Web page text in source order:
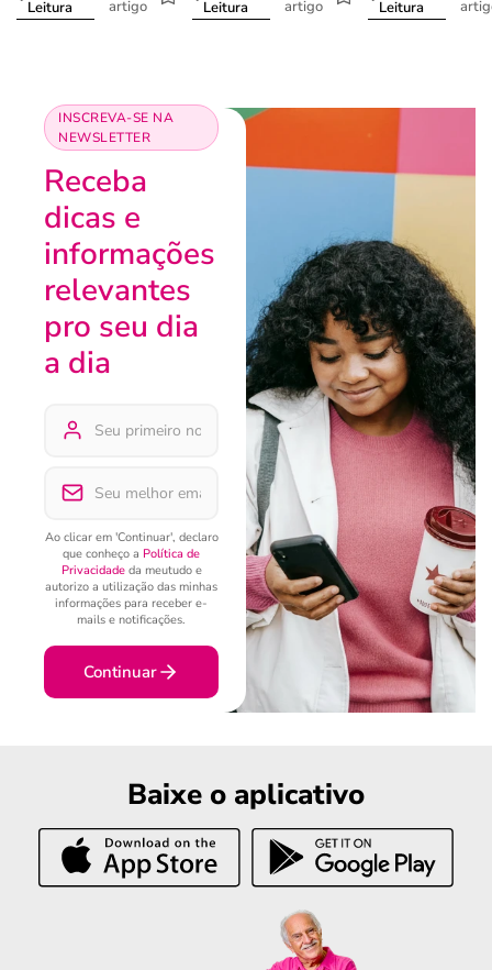
Leitura
artigo
Leitura
artigo
Leitura
INSCREVA-SE NA
NEWSLETTER
Receba
dicas e
informações
relevantes
pro seu dia
a dia
Ao clicar em 'Continuar', declaro
que conheço a Política de
Privacidadeda meutudo e
autorizo a utilização das minhas
informações para receber e-
mails e notificações.
Continuar
Baixe o aplicativo